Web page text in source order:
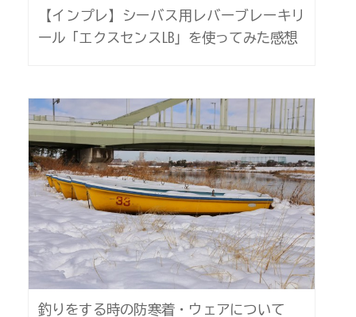
【インプレ】シーバス用レバーブレーキリ
ール「エクスセンスLB」を使ってみた感想
釣りをする時の防寒着・ウェアについて